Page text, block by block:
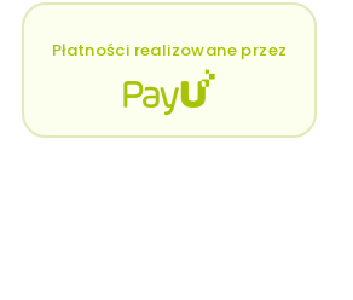
Płatności realizowane przez